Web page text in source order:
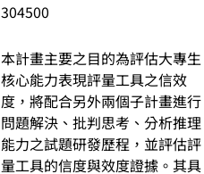
304500
本計畫主要之目的為評估大專生
核心能力表現評量工具之信效
度，將配合另外兩個子計畫進行
問題解決、批判思考、分析推理
能力之試題研發歷程，並評估評
量工具的信度與效度證據。其具